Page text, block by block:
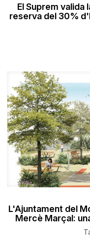
El Suprem valida
reserva del 30%
L'Ajuntament del
Mercè Marçal: